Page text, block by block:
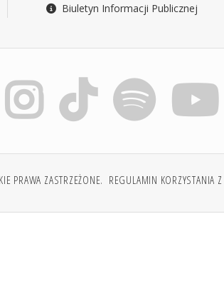
Biuletyn Informacji Publicznej
PRAWA ZASTRZEŻONE. REGULAMIN KORZYSTANIA